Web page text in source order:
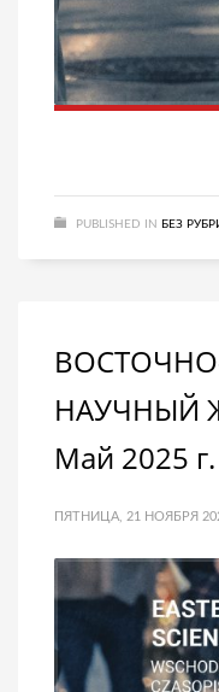
PUBLISHED IN БЕЗ
НАУЧНЫЙ
Май 2025 г.
ПЯТНИЦА, 21 НОЯБРЯ